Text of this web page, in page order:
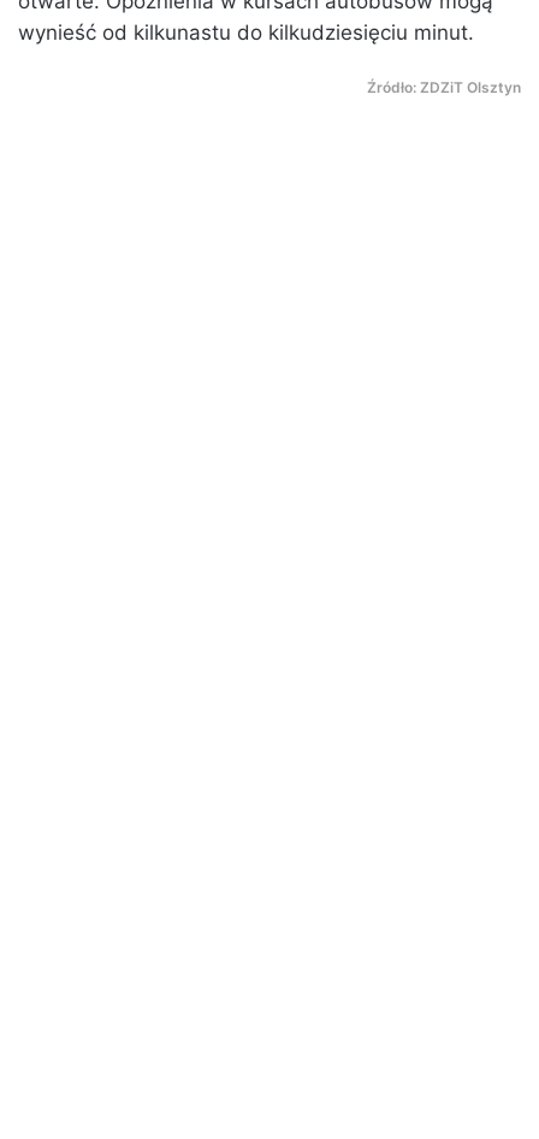
wynieść od kilkunastu do kilkudziesięciu minut.
Źródło: ZDZiT Olsztyn